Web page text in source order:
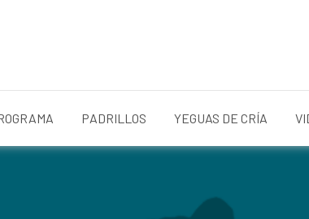
PADRILLOS YEGUAS DE CRÍA